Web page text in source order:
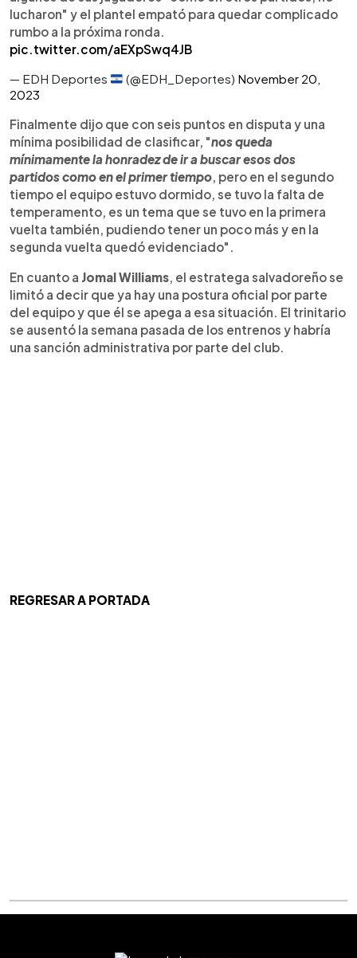
lucharon" y el plantel empató para quedar complicado
rumbo a la próxima ronda.
pic.twitter.com/aEXpSwq4JB
— EDH Deportes
(@EDH_Deportes) November 20,
2023
Finalmente dijo que con seis puntos en disputa y una
mínima posibilidad de clasificar, "nos queda
mínimamente la honradez de ir a buscar esos dos
partidos como en el primer tiempo, pero en el segundo
tiempo el equipo estuvo dormido, se tuvo la falta de
temperamento, es un tema que se tuvo en la primera
vuelta también, pudiendo tener un poco más y en la
segunda vuelta quedó evidenciado".
En cuanto a Jomal Williams, el estratega salvadoreño se
limitó a decir que ya hay una postura oficial por parte
del equipo y que él se apega a esa situación. El trinitario
se ausentó la semana pasada de los entrenos y habría
una sanción administrativa por parte del club.
REGRESAR A PORTADA